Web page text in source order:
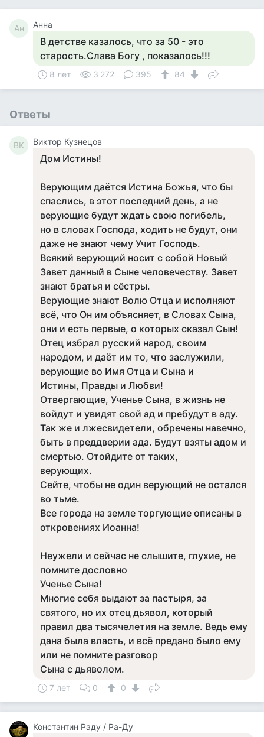
Ан Анна
В детстве казалось, что за 50 - это
старость.Слава Богу , показалось!!!
8 лет 3 272 395 84
Ответы
ВК Виктор Кузнецов
Дом Истины!
Верующим даётся Истина Божья, что бы
спаслись, в этот последний день, а не
верующие будут ждать свою погибель,
но в словах Господа, ходить не будут, они
даже не знают чему Учит Господь.
Всякий верующий носит с собой Новый
Завет данный в Сыне человечеству. Завет
знают братья и сёстры.
Верующие знают Волю Отца и исполняют
всё, что Он им объясняет, в Словах Сына,
они и есть первые, о которых сказал Сын!
Отец избрал русский народ, своим
народом, и даёт им то, что заслужили,
верующие во Имя Отца и Сына и
Истины, Правды и Любви!
Отвергающие, Ученье Сына, в жизнь не
войдут и увидят свой ад и пребудут в аду.
Так же и лжесвидетели, обречены навечно,
быть в преддверии ада. Будут взяты адом и
смертью. Отойдите от таких,
верующих.
Сейте, чтобы не один верующий не остался
во тьме.
Все города на земле торгующие описаны в
откровениях Иоанна!
Неужели и сейчас не слышите, глухие, не
помните дословно
Ученье Сына!
Многие себя выдают за пастыря, за
святого, но их отец дьявол, который
правил два тысячелетия на земле. Ведь ему
дана была власть, и всё предано было ему
или не помните разговор
Сына с дьяволом.
7 лет 0 0
Константин Раду / Ра-Ду